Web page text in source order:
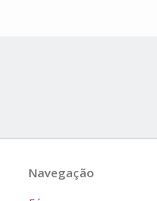
Navegação